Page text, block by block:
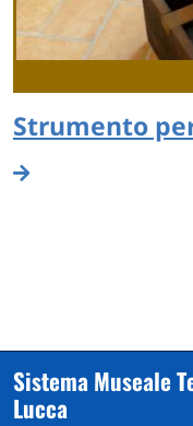
Strumento
Sistema Museale
Lucca